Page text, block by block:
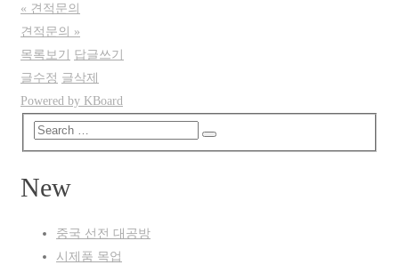
« 견적문의
견적문의 »
목록보기
답글쓰기
글수정 글삭제
Powered by KBoard
New
중국 선전 대공방
시제품 목업